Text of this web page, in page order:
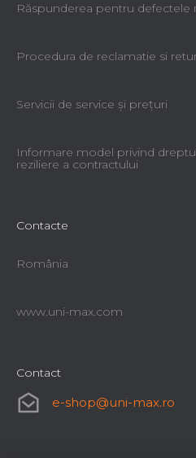
Răspunderea pentru defectele
Procedura de reclamatie si
Servicii de service şi preţuri
Informare model privind
reziliere a contractului
Contacte
România
www.uni-max.com
Contact
e-shop@uni-max.ro